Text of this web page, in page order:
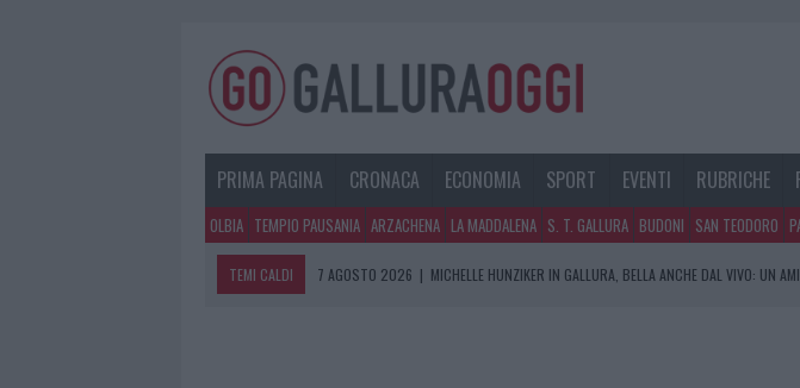
PRIMA PAGINA CRONACA ECONOMIA SPORT EVENTI RUBRICHE
OLBIA TEMPIO PAUSANIA ARZACHENA LA MADDALENA S. T. GALLURA BUDONI SAN TEODORO
TEMI CALDI 7 AGOSTO 2026 | MICHELLE HUNZIKER IN GALLURA, BELLA ANCHE DAL VIVO: UN